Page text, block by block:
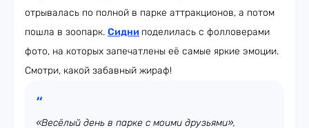
отрывалась по полной в парке аттракционов, а потом
пошла в зоопарк. Сидни поделилась с фолловерами
фото, на которых запечатлены её самые яркие эмоции.
Смотри, какой забавный жираф!
«Весёлый день в парке с моими друзьями»,